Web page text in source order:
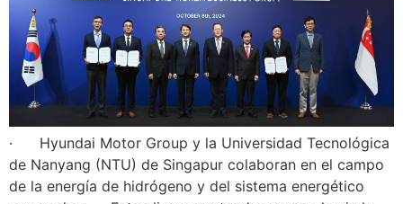
· Hyundai Motor Group y la Universidad Tecnológica
de Nanyang (NTU) de Singapur colaboran en el campo
de la energía de hidrógeno y del sistema energético